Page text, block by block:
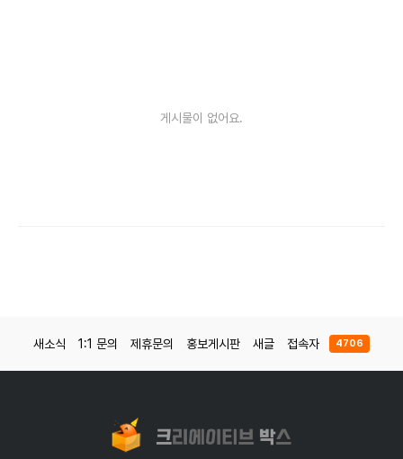
게시물이 없어요.
새소식 1:1 문의 제휴문의 홍보게시판 새글 접속자 4706